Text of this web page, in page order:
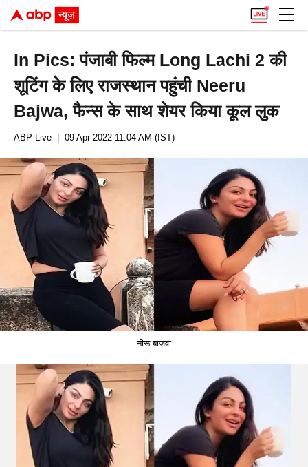
In Pics: पंजाबी फिल्म Long Lachi 2 की
शूटिंग के लिए राजस्थान पहुंची Neeru
Bajwa, फैन्स के साथ शेयर किया कूल लुक
ABP Live | 09 Apr 2022 11:04 AM (IST)
नीरू बाजवा